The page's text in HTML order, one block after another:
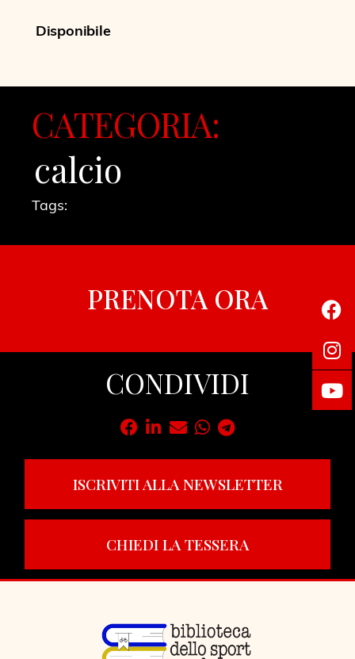
Disponibile
CATEGORIA:
calcio
Tags:
PRENOTA ORA
CONDIVIDI
ISCRIVITI ALLA NEWSLETTER
CHIEDI LA TESSERA